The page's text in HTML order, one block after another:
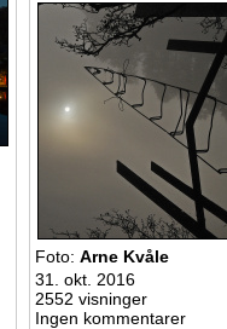
Foto: Arne Kvåle
31. okt. 2016
2552 visninger
Ingen kommentarer